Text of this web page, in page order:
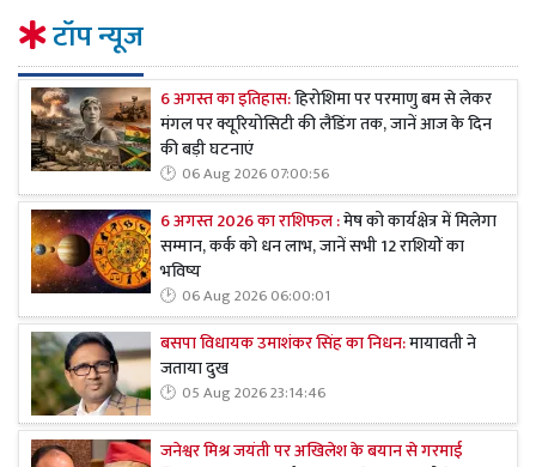
टॉप न्यूज
6 अगस्त का इतिहास:हिरोशिमा पर परमाणु बम से लेकर
मंगल पर क्यूरियोसिटी की लैंडिंग तक, जानें आज के दिन
की बड़ी घटनाएं
06 Aug 2026 07:00:56
6 अगस्त 2026 का राशिफल :मेष को कार्यक्षेत्र में मिलेगा
सम्मान, कर्क को धन लाभ, जानें सभी 12 राशियों का
भविष्य
06 Aug 2026 06:00:01
बसपा विधायक उमाशंकर सिंह का निधन:मायावती ने
जताया दुख
05 Aug 2026 23:14:46
जनेश्वर मिश्र जयंती पर अखिलेश के बयान से गरमाई